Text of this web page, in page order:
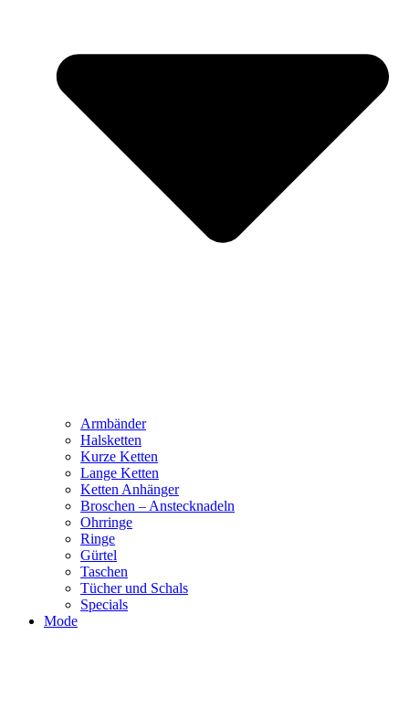
Armbänder
Halsketten
Kurze Ketten
Lange Ketten
Ketten Anhänger
Broschen – Anstecknadeln
Ohrringe
Ringe
Gürtel
Taschen
Tücher und Schals
Specials
Mode